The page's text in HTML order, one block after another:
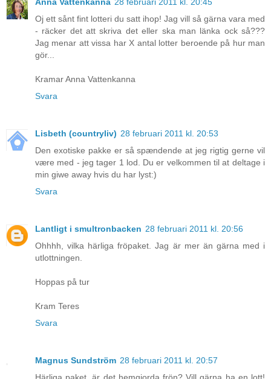
Anna Vattenkanna 28 februari 2011 kl. 20:45
Oj ett sånt fint lotteri du satt ihop! Jag vill så gärna vara med
- räcker det att skriva det eller ska man länka ock så???
Jag menar att vissa har X antal lotter beroende på hur man
gör...
Kramar Anna Vattenkanna
Svara
Lisbeth (countryliv) 28 februari 2011 kl. 20:53
Den exotiske pakke er så spændende at jeg rigtig gerne vil
være med - jeg tager 1 lod. Du er velkommen til at deltage i
min giwe away hvis du har lyst:)
Svara
Lantligt i smultronbacken 28 februari 2011 kl. 20:56
Ohhhh, vilka härliga fröpaket. Jag är mer än gärna med i
utlottningen.
Hoppas på tur
Kram Teres
Svara
Magnus Sundström 28 februari 2011 kl. 20:57